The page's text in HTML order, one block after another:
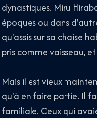
dynastiques. Miru
époques ou dans
qu'assis sur sa chaise
pris comme vaisseau,
Mais il est vieux
qu'à en faire partie. Il
familiale. Ceux qui